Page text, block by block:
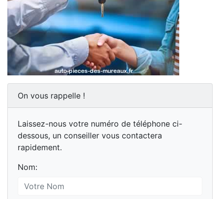
On vous rappelle !
Laissez-nous votre numéro de téléphone ci-
dessous, un conseiller vous contactera
rapidement.
Nom: